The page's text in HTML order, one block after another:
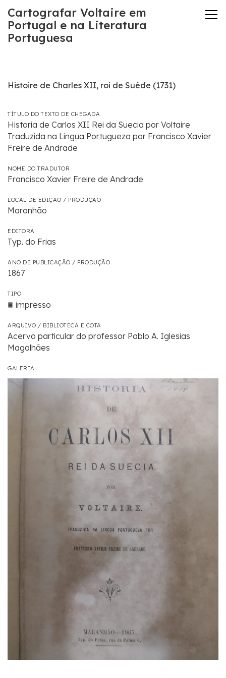
Cartografar Voltaire em
Portugal e na Literatura
Portuguesa
Histoire de Charles XII, roi de Suède (1731)
TÍTULO DO TEXTO DE CHEGADA
Historia de Carlos XII Rei da Suecia por Voltaire
Traduzida na Lingua Portugueza por Francisco Xavier
Freire de Andrade
NOME DO TRADUTOR
Francisco Xavier Freire de Andrade
LOCAL DE EDIÇÃO / PRODUÇÃO
Maranhão
EDITORA
Typ. do Frias
ANO DE PUBLICAÇÃO / PRODUÇÃO
1867
TIPO
impresso
ARQUIVO / BIBLIOTECA E COTA
Acervo particular do professor Pablo A. Iglesias
Magalhães
GALERIA